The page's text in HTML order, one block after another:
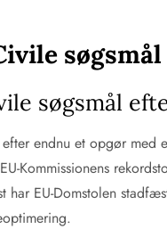
søgsmål
endnu et opgør med
Kommissionens
EU-Domstolen